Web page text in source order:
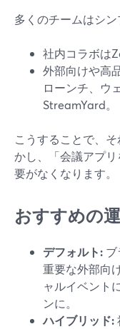
多くのチームはシ
社内コラボは
外部向けや高
ローンチ、ウ
StreamYard。
こうすることで、
かし、「会議アプ
要がなくなります。
おすすめの
デフォルト:
重要な外部向
ャルイベント
ンに。
ハイブリッド: